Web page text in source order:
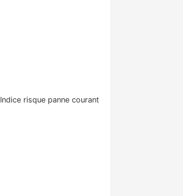
Indice risque panne courant